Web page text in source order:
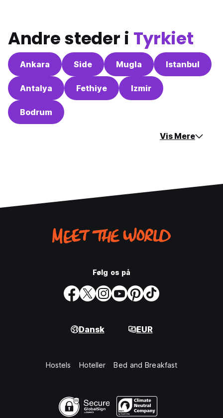
Andre steder i Tyrkiet
Ankara Side Mugla Istanbul
Antalya Fethiye Izmir
Bodrum
Vis Mere
Følg os på
Dansk EUR
Hostels Hoteller Bed and Breakfast